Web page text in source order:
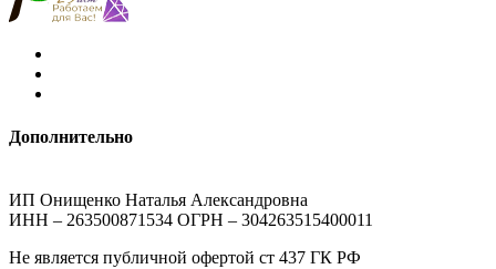
Дополнительно
ИП Онищенко Наталья Александровна
ИНН – 263500871534 ОГРН – 304263515400011
Не является публичной офертой ст 437 ГК РФ